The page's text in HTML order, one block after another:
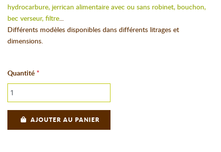
hydrocarbure, jerrican alimentaire avec ou sans robinet, bouchon,
bec verseur, filtre
Différents modèles disponibles dans différents litrages et
dimensions.
Quantité
AJOUTER AU PANIER